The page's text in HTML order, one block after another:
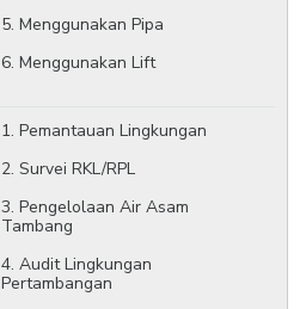
5. Menggunakan Pipa
6. Menggunakan Lift
1. Pemantauan Lingkungan
2. Survei RKL/RPL
3. Pengelolaan Air Asam
Tambang
4. Audit Lingkungan
Pertambangan